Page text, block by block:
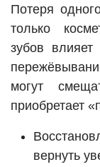
Потеря
только
зубов влияет
могут
приобретает
вернуть